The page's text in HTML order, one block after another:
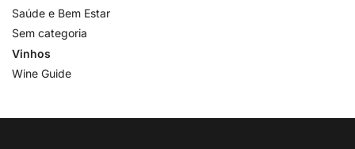
Saúde e Bem Estar
Sem categoria
Vinhos
Wine Guide